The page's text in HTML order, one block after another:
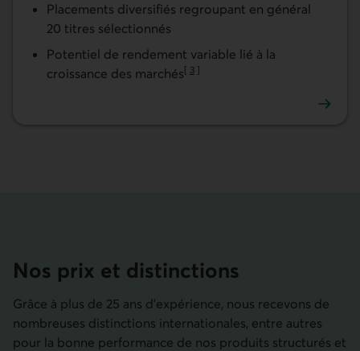
Placements diversifiés regroupant en général
20 titres sélectionnés
Potentiel de rendement variable lié à la
croissance des marchés[ 3 ]
Aller à la note
Nos prix et distinctions
Grâce à plus de 25 ans d’expérience, nous recevons de
nombreuses distinctions internationales, entre autres
pour la bonne performance de nos produits structurés et